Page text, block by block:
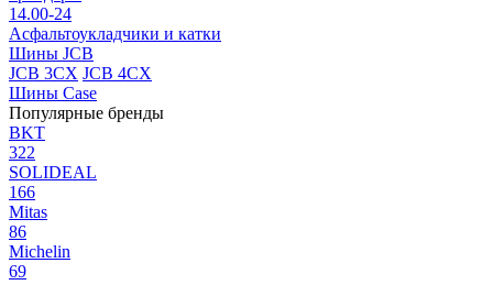
14.00-24
Асфальтоукладчики и катки
Шины JCB
JCB 3CX JCB 4CX
Шины Case
Популярные бренды
BKT
322
SOLIDEAL
166
Mitas
86
Michelin
69